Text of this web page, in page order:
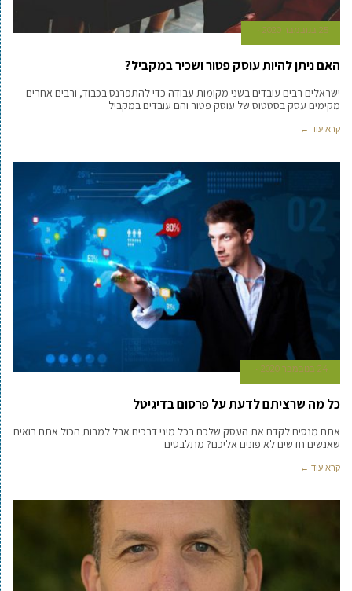
25 בנובמבר 2020
האם ניתן להיות עוסק פטור ושכיר במקביל?
ישראלים רבים עובדים בשני מקומות עבודה כדי להתפרנס בכבוד, ורבים אחרים
מקימים עסק בסטטוס של עוסק פטור והם עובדים במקביל
קרא עוד ←
24 בנובמבר 2020
כל מה שרציתם לדעת על פרסום בדיגיטל
אתם מנסים לקדם את העסק שלכם בכל מיני דרכים אבל למרות הכול אתם רואים
שאנשים חדשים לא פונים אליכם? מתלבטים
קרא עוד ←